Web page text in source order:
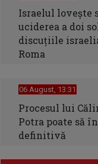
Israelul loveşte
uciderea a doi
discuţiile
Roma
06 August, 13:31
Procesul lui
Potra poate să
definitivă